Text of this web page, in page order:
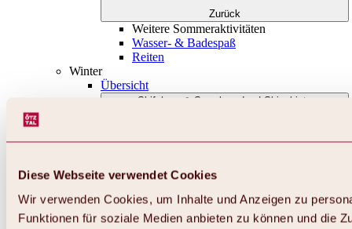
Diese Webseite verwendet Cookies
Wir verwenden Cookies, um Inhalte und Anzeigen zu
Funktionen für soziale Medien anbieten zu können und die
Zurück
Weitere Sommeraktivitäten
Wasser- & Badespaß
Reiten
Winter
Übersicht
Skifahren & Snowboarden | Skigebiete